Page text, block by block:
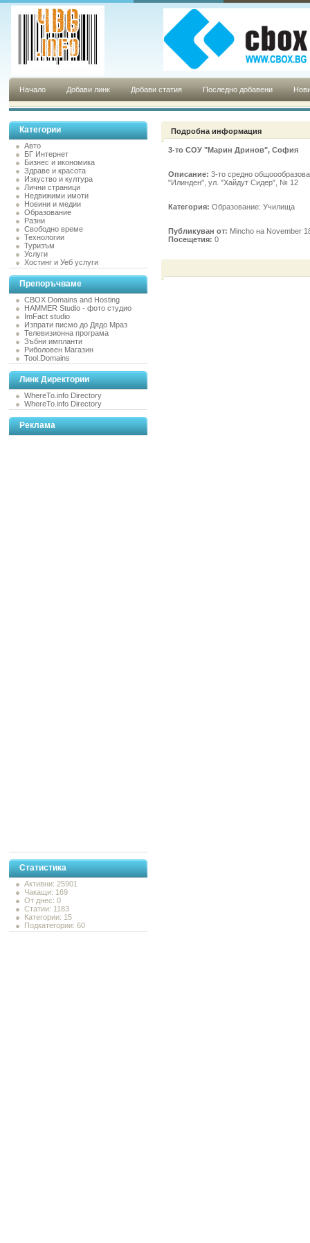
Начало Добави линк Добави статия Последно добавени
Категории
Авто
БГ Интернет
Бизнес и икономика
Здраве и красота
Изкуство и култура
Лични страници
Недвижими имоти
Новини и медии
Образование
Разни
Свободно време
Технологии
Туризъм
Услуги
Хостинг и Уеб услуги
Препоръчваме
CBOX Domains and Hosting
HAMMER Studio - фото студио
ImFact studio
Изпрати писмо до Дядо Мраз
Телевизионна програма
Зъбни импланти
Риболовен Магазин
Tool.Domains
Линк Директории
WhereTo.info Directory
WhereTo.info Directory
Реклама
Статистика
Активни: 25901
Чакащи: 169
От днес: 0
Статии: 1183
Категории: 15
Подкатегории: 60
Подробна информация
3-то СОУ "Марин Дринов", София
Описание: 3-то средно
"Илинден", ул. "Хайдут Сидер", № 12
Категория: Образование: Училища
Публикуван от: Mincho на November
Посещетия: 0